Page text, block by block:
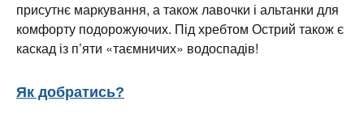
присутнє маркування, а також лавочки і альтанки для
комфорту подорожуючих. Під хребтом Острий також є
каскад із п’яти «таємничих» водоспадів!
Як добратись?